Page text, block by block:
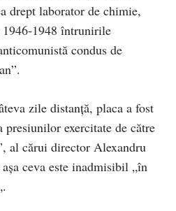
drept laborator de chimie,
1948 întrunirile
condus de
zile distanţă, placa a fost
presiunilor exercitate de către
al cărui director Alexandru
ceva este inadmisibil „în